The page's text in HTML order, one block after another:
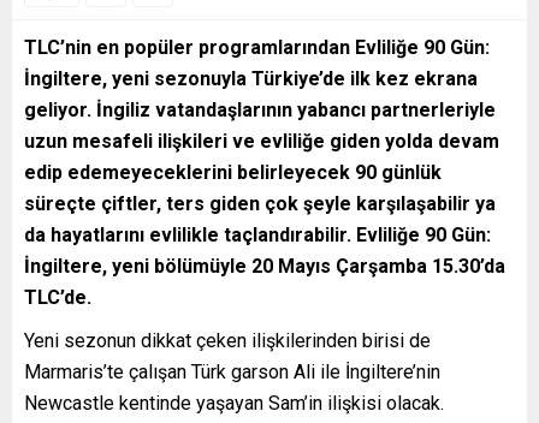
TLC’nin en popüler programlarından Evliliğe 90 Gün:
İngiltere, yeni sezonuyla Türkiye’de ilk kez ekrana
geliyor. İngiliz vatandaşlarının yabancı partnerleriyle
uzun mesafeli ilişkileri ve evliliğe giden yolda devam
edip edemeyeceklerini belirleyecek 90 günlük
süreçte çiftler, ters giden çok şeyle karşılaşabilir ya
da hayatlarını evlilikle taçlandırabilir. Evliliğe 90 Gün:
İngiltere, yeni bölümüyle 20 Mayıs Çarşamba 15.30’da
TLC’de.
Yeni sezonun dikkat çeken ilişkilerinden birisi de
Marmaris’te çalışan Türk garson Ali ile İngiltere’nin
Newcastle kentinde yaşayan Sam’in ilişkisi olacak.